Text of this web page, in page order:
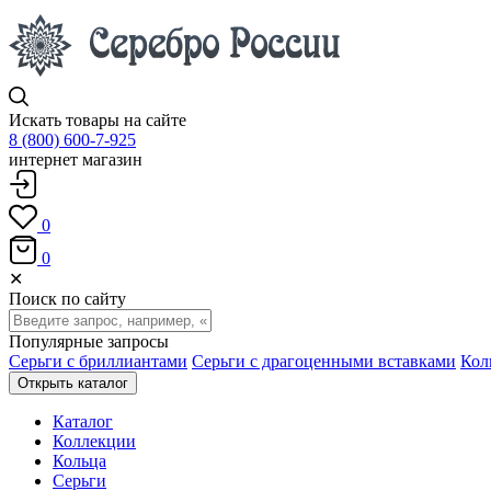
Искать товары на сайте
8 (800) 600-7-925
интернет магазин
0
0
✕
Поиск по сайту
Популярные запросы
Серьги с бриллиантами Серьги с драгоценными вставками
Открыть каталог
Каталог
Коллекции
Кольца
Серьги